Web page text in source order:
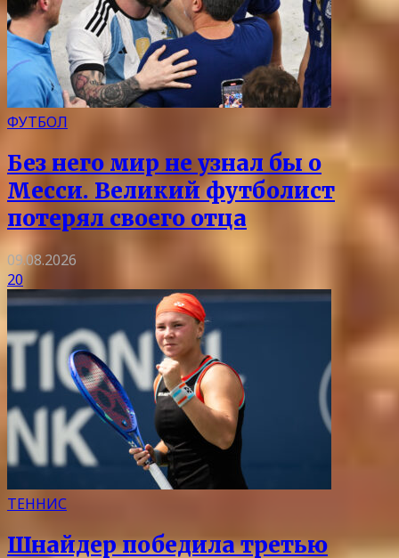
ФУТБОЛ
Без него мир не узнал бы о
Месси. Великий футболист
потерял своего отца
09.08.2026
20
ТЕННИС
Шнайдер победила третью